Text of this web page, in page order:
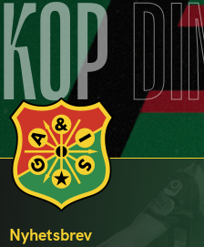
KÖP
Nyhetsbrev